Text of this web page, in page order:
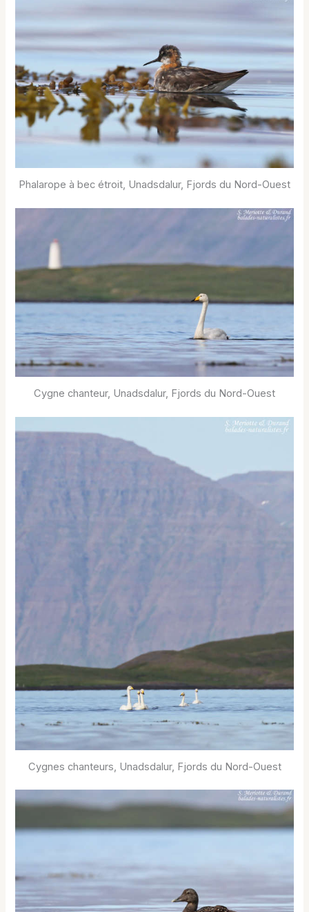
Phalarope à bec étroit, Unadsdalur, Fjords du Nord-Ouest
Cygne chanteur, Unadsdalur, Fjords du Nord-Ouest
Cygnes chanteurs, Unadsdalur, Fjords du Nord-Ouest